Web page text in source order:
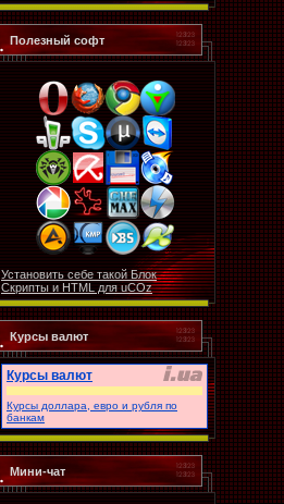
Полезный софт
Установить себе такой Блок
Скрипты и HTML для uCOz
Курсы валют
Курсы валют
Курсы доллара, евро и рубля по
банкам
Мини-чат